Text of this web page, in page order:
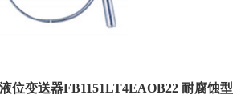
位变送器FB1151LT4EAOB22 耐腐蚀型